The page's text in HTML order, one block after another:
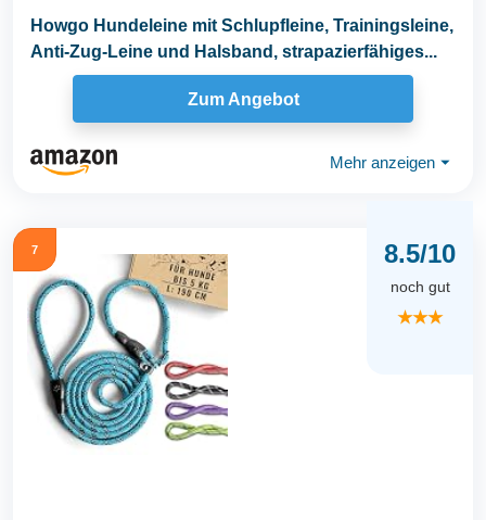
Howgo Hundeleine mit Schlupfleine, Trainingsleine,
Anti-Zug-Leine und Halsband, strapazierfähiges...
Zum Angebot
Mehr anzeigen ⏷
7 8.5/10
noch gut
★★★